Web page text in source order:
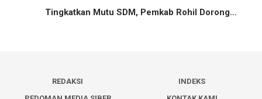
Tingkatkan Mutu SDM, Pemkab Rohil Dorong…
REDAKSI
INDEKS